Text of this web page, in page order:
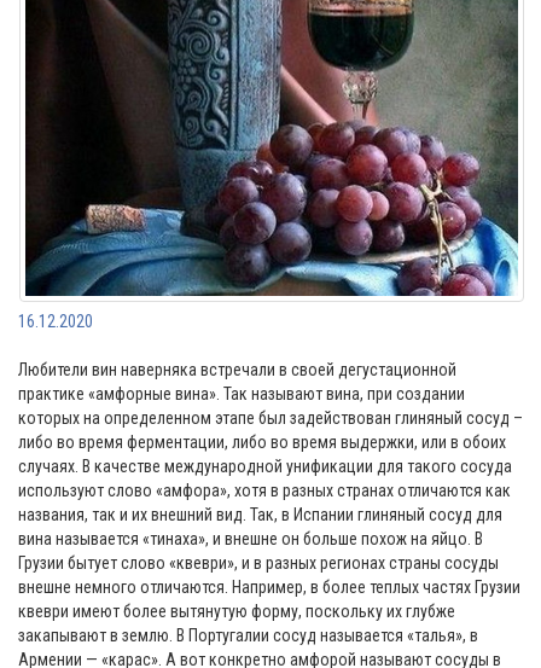
16.12.2020
Любители вин наверняка встречали в своей дегустационной
практике «амфорные вина». Так называют вина, при создании
которых на определенном этапе был задействован глиняный сосуд –
либо во время ферментации, либо во время выдержки, или в обоих
случаях. В качестве международной унификации для такого сосуда
используют слово «амфора», хотя в разных странах отличаются как
названия, так и их внешний вид. Так, в Испании глиняный сосуд для
вина называется «тинаха», и внешне он больше похож на яйцо. В
Грузии бытует слово «квеври», и в разных регионах страны сосуды
внешне немного отличаются. Например, в более теплых частях Грузии
квеври имеют более вытянутую форму, поскольку их глубже
закапывают в землю. В Португалии сосуд называется «талья», в
Армении — «карас». А вот конкретно амфорой называют сосуды в